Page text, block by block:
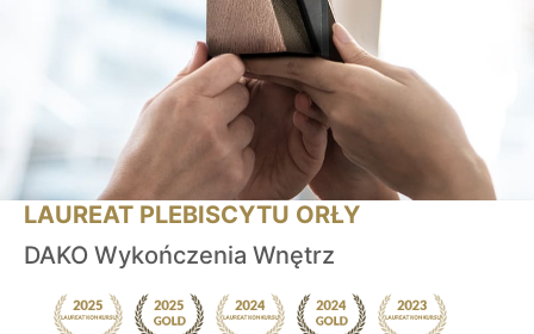
LAUREAT PLEBISCYTU ORŁY
DAKO Wykończenia Wnętrz